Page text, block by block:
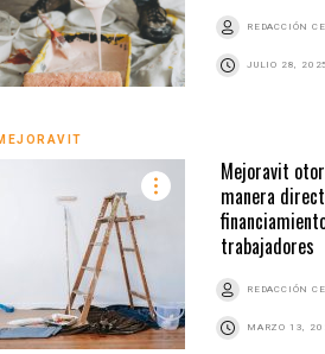
REDACCIÓN
JULIO 28, 2025
Mejoravit
manera
trabajadores
REDACCIÓN
MARZO 13,